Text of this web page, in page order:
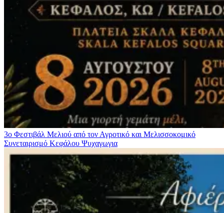
3ο Φεστιβάλ Μελιού από τον Αγροτικό και Μελισσοκομικό
Συνεταιρισμό Κεφάλου Ψυχαγωγια